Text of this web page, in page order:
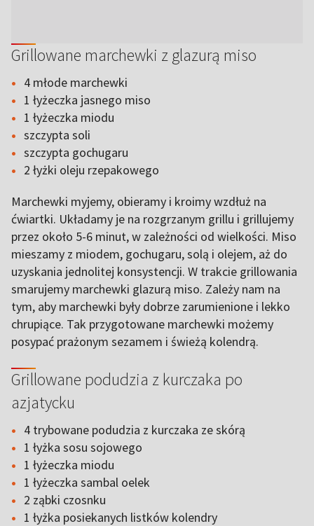
Grillowane marchewki z glazurą miso
4 młode marchewki
1 łyżeczka jasnego miso
1 łyżeczka miodu
szczypta soli
szczypta gochugaru
2 łyżki oleju rzepakowego
Marchewki myjemy, obieramy i kroimy wzdłuż na
ćwiartki. Układamy je na rozgrzanym grillu i grillujemy
przez około 5-6 minut, w zależności od wielkości. Miso
mieszamy z miodem, gochugaru, solą i olejem, aż do
uzyskania jednolitej konsystencji. W trakcie grillowania
smarujemy marchewki glazurą miso. Zależy nam na
tym, aby marchewki były dobrze zarumienione i lekko
chrupiące. Tak przygotowane marchewki możemy
posypać prażonym sezamem i świeżą kolendrą.
Grillowane podudzia z kurczaka po
azjatycku
4 trybowane podudzia z kurczaka ze skórą
1 łyżka sosu sojowego
1 łyżeczka miodu
1 łyżeczka sambal oelek
2 ząbki czosnku
1 łyżka posiekanych listków kolendry